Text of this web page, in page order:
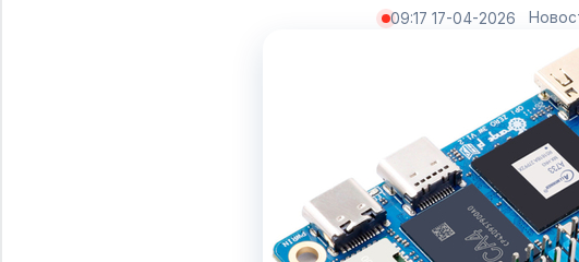
09:17 17-04-2026